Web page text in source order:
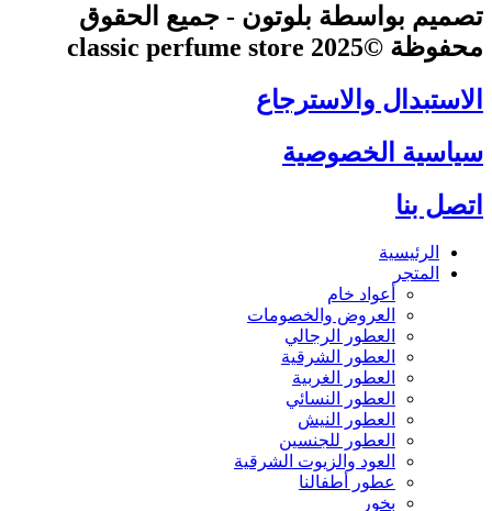
تصميم بواسطة بلوتون - جميع الحقوق
محفوظة ©2025 classic perfume store
الاستبدال والاسترجاع
سياسية الخصوصية
اتصل بنا
الرئيسية
المتجر
أعواد خام
العروض والخصومات
العطور الرجالي
العطور الشرقية
العطور الغربية
العطور النسائي
العطور النيش
العطور للجنسين
العود والزيوت الشرقية
عطور أطفالنا
بخور